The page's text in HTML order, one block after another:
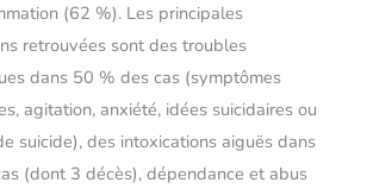
(62 %). Les principales
retrouvées sont des troubles
dans 50 % des cas (symptômes
agitation, anxiété, idées suicidaires ou
suicide), des intoxications aiguës dans
(dont 3 décès), dépendance et abus